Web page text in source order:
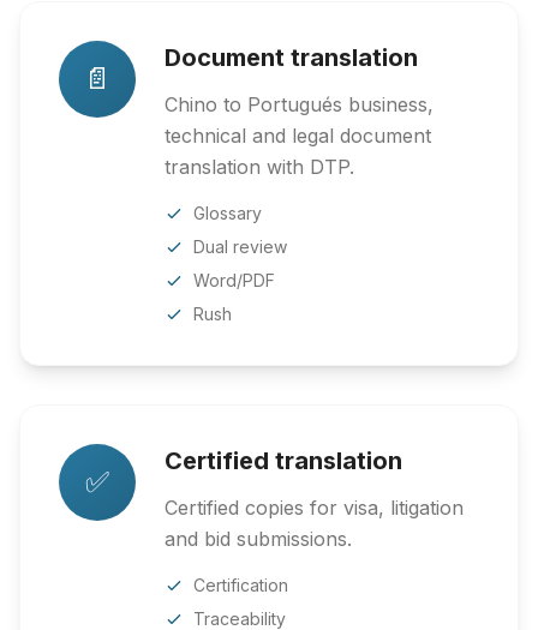
📄
Document translation
Chino to Portugués business,
technical and legal document
translation with DTP.
Glossary
Dual review
Word/PDF
Rush
✅
Certified translation
Certified copies for visa, litigation
and bid submissions.
Certification
Traceability